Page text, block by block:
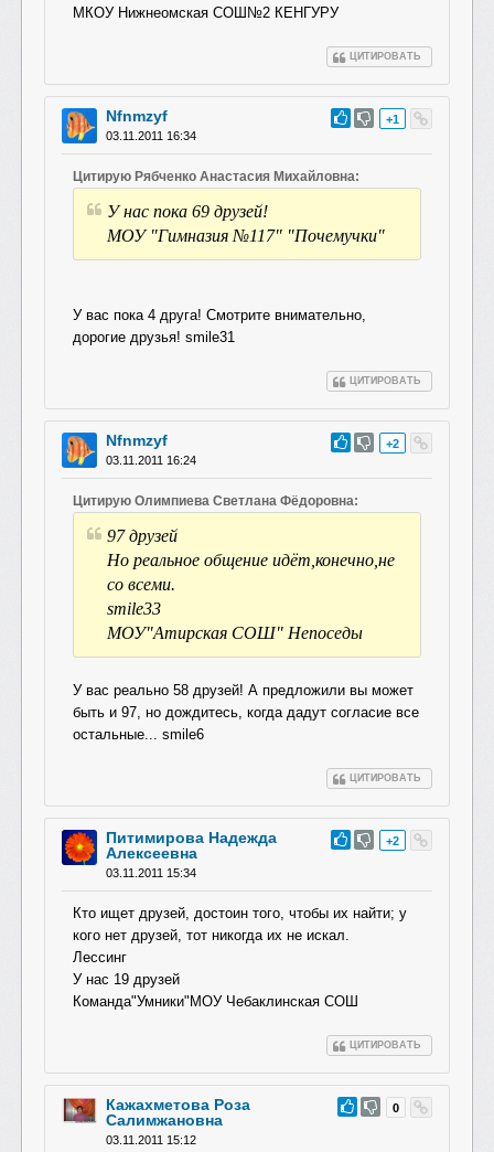
МКОУ Нижнеомская СОШ№2 КЕНГУРУ
ЦИТИРОВАТЬ
#60 +1
Nfnmzyf
03.11.2011 16:34
Цитирую Рябченко Анастасия Михайловна:
У нас пока 69 друзей!
МОУ "Гимназия №117" "Почемучки"
У вас пока 4 друга! Смотрите внимательно,
дорогие друзья! smile31
ЦИТИРОВАТЬ
#59 +2
Nfnmzyf
03.11.2011 16:24
Цитирую Олимпиева Светлана Фёдоровна:
97 друзей
Но реальное общение идёт,конечно,не
со всеми.
smile33
МОУ"Атирская СОШ" Непоседы
У вас реально 58 друзей! А предложили вы может
быть и 97, но дождитесь, когда дадут согласие все
остальные... smile6
ЦИТИРОВАТЬ
#58 +2
Питимирова Надежда
Алексеевна
03.11.2011 15:34
Кто ищет друзей, достоин того, чтобы их найти; у
кого нет друзей, тот никогда их не искал.
Лессинг
У нас 19 друзей
Команда"Умники"МОУ Чебаклинская СОШ
ЦИТИРОВАТЬ
#57 0
Кажахметова Роза
Салимжановна
03.11.2011 15:12